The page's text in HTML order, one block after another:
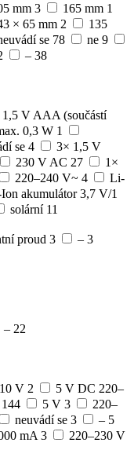
mm 3 165 mm 1
× 65 mm 2
135
se 78 ne 9
– 38
V AAA (součástí
0,3 W 1
se 4
3× 1,5 V
230 V AC 27
1×
220–240 V~ 4
Li-
akumulátor 3,7 V/1
solární 11
proud 3 – 3
– 22
10 V 2
5 V DC 220–
144 5 V 3
220–
neuvádí se 3 – 5
mA 3
220–230 V